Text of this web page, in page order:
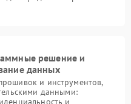
решение и
данных
и инструментов,
данными:
и